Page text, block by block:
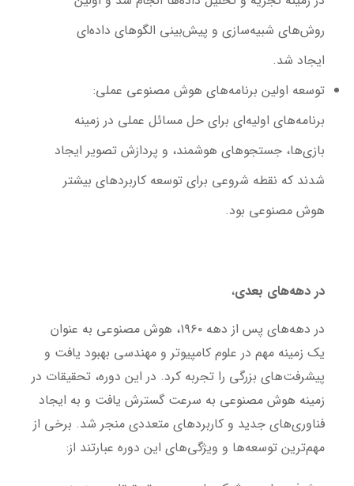
روش‌های شبیه‌سازی و پیش‌بینی الگوهای داده‌ای
ایجاد شد.
توسعه اولین برنامه‌های هوش مصنوعی عملی:
برنامه‌های اولیه‌ای برای حل مسائل عملی در زمینه
بازی‌ها، جستجوهای هوشمند، و پردازش تصویر ایجاد
شدند که نقطه شروعی برای توسعه کاربردهای بیشتر
هوش مصنوعی بود.
در دهه‌های بعدی،
در دهه‌های پس از دهه ۱۹۶۰، هوش مصنوعی به عنوان
یک زمینه مهم در علوم کامپیوتر و مهندسی بهبود یافت و
پیشرفت‌های بزرگی را تجربه کرد. در این دوره، تحقیقات در
زمینه هوش مصنوعی به سرعت گسترش یافت و به ایجاد
فناوری‌های جدید و کاربردهای متعددی منجر شد. برخی از
مهم‌ترین توسعه‌ها و ویژگی‌های این دوره عبارتند از: